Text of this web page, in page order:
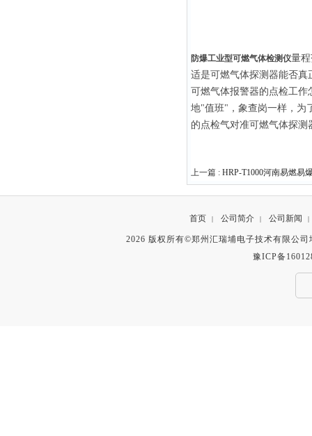
防爆工业型可燃气体检测仪量
适是可燃气体探测器能否
可燃气体报警器的点检工作
地"值班"，象查岗一样，为
的点检气对准可燃气体探
上一篇 : HRP-T1000河南易燃易
首页 | 公司简介 | 公司新闻 |
2026 版权所有©郑州汇瑞埔电子技术有限公
豫ICP备